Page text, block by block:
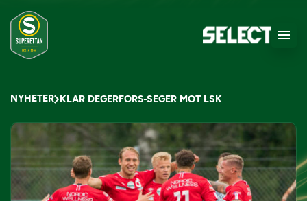
NYHETER KLAR DEGERFORS-SEGER MOT LSK